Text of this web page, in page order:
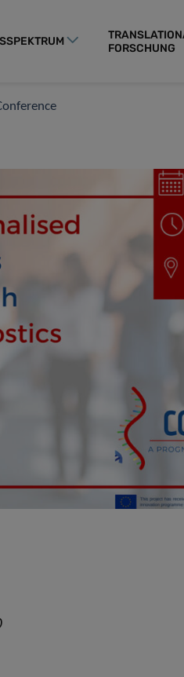
FORSCHUNG